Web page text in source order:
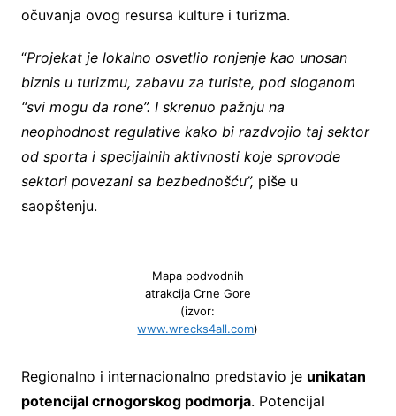
očuvanja ovog resursa kulture i turizma.
“Projekat je lokalno osvetlio ronjenje kao unosan
biznis u turizmu, zabavu za turiste, pod sloganom
“svi mogu da rone”. I skrenuo pažnju na
neophodnost regulative kako bi razdvojio taj sektor
od sporta i specijalnih aktivnosti koje sprovode
sektori povezani sa bezbednošću”, piše u
saopštenju.
Mapa podvodnih
atrakcija Crne Gore
(izvor:
www.wrecks4all.com)
Regionalno i internacionalno predstavio je unikatan
potencijal crnogorskog podmorja. Potencijal